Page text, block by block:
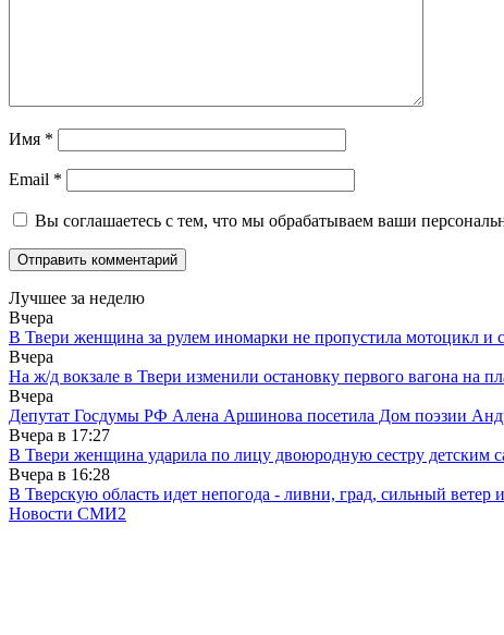
Имя *
Email *
Вы соглашаетесь с тем, что мы обрабатываем ваши
Лучшее за неделю
Вчера
В Твери женщина за рулем иномарки не пропустила мотоцикл и
Вчера
На ж/д вокзале в Твери изменили остановку первого вагона на
Вчера
Депутат Госдумы РФ Алена Аршинова посетила Дом поэзии
Вчера в 17:27
В Твери женщина ударила по лицу двоюродную сестру детским
Вчера в 16:28
В Тверскую область идет непогода - ливни, град, сильный ветер
Новости СМИ2